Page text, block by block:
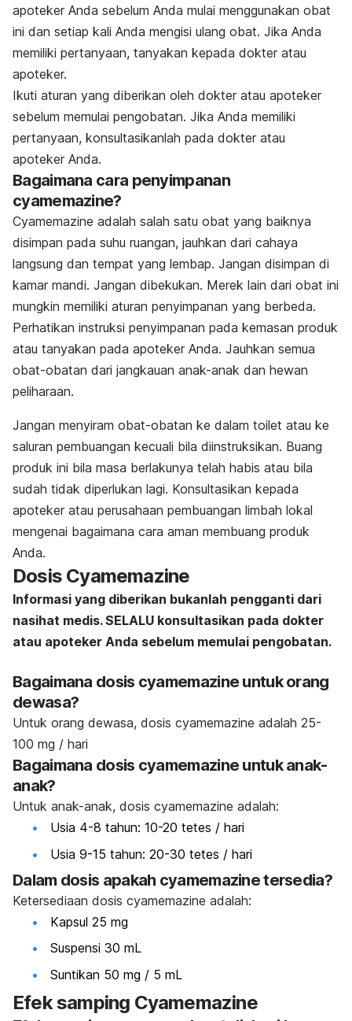
apoteker Anda sebelum Anda mulai menggunakan obat
ini dan setiap kali Anda mengisi ulang obat. Jika Anda
memiliki pertanyaan, tanyakan kepada dokter atau
apoteker.
Ikuti aturan yang diberikan oleh dokter atau apoteker
sebelum memulai pengobatan. Jika Anda memiliki
pertanyaan, konsultasikanlah pada dokter atau
apoteker Anda.
Bagaimana cara penyimpanan
cyamemazine?
Cyamemazine adalah salah satu obat yang baiknya
disimpan pada suhu ruangan, jauhkan dari cahaya
langsung dan tempat yang lembap. Jangan disimpan di
kamar mandi. Jangan dibekukan. Merek lain dari obat ini
mungkin memiliki aturan penyimpanan yang berbeda.
Perhatikan instruksi penyimpanan pada kemasan produk
atau tanyakan pada apoteker Anda. Jauhkan semua
obat-obatan dari jangkauan anak-anak dan hewan
peliharaan.
Jangan menyiram obat-obatan ke dalam toilet atau ke
saluran pembuangan kecuali bila diinstruksikan. Buang
produk ini bila masa berlakunya telah habis atau bila
sudah tidak diperlukan lagi. Konsultasikan kepada
apoteker atau perusahaan pembuangan limbah lokal
mengenai bagaimana cara aman membuang produk
Anda.
Dosis Cyamemazine
Informasi yang diberikan bukanlah pengganti dari
nasihat medis. SELALU konsultasikan pada dokter
atau apoteker Anda sebelum memulai pengobatan.
Bagaimana dosis cyamemazine untuk orang
dewasa?
Untuk orang dewasa, dosis cyamemazine adalah 25-
100 mg / hari
Bagaimana dosis cyamemazine untuk anak-
anak?
Untuk anak-anak, dosis cyamemazine adalah:
Usia 4-8 tahun: 10-20 tetes / hari
Usia 9-15 tahun: 20-30 tetes / hari
Dalam dosis apakah cyamemazine tersedia?
Ketersediaan dosis cyamemazine adalah:
Kapsul 25 mg
Suspensi 30 mL
Suntikan 50 mg / 5 mL
Efek samping Cyamemazine